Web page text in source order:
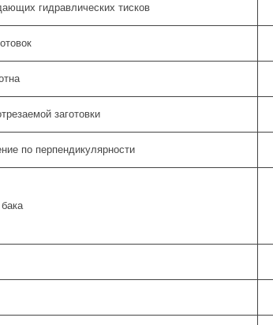
гидравлических тисков
заготовки
по перпендикулярности